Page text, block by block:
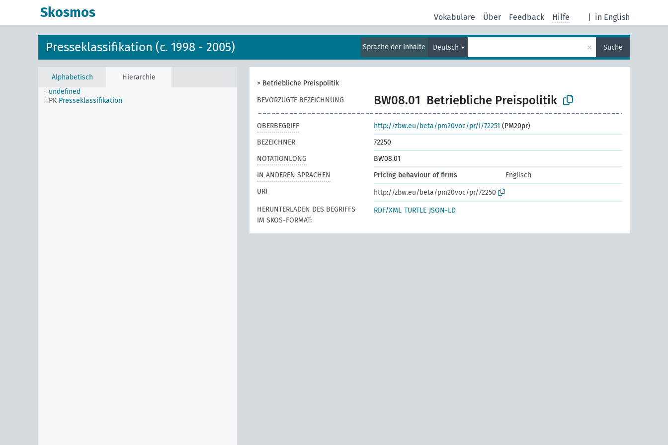
Skosmos in English
Vokabulare Über Feedback Hilfe
Presseklassifikation (c. 1998 - 2005) Sprache der Inhalte Deutsch × Suche
Alphabetisch
Hierarchie
undefined
PK Presseklassifikation
> Betriebliche Preispolitik
BEVORZUGTE BEZEICHNUNG
BW08.01 Betriebliche Preispolitik
OBERBEGRIFF http://zbw.eu/beta/pm20voc/pr/i/72251 (PM20pr)
BEZEICHNER
72250
NOTATIONLONG
BW08.01
IN ANDEREN SPRACHEN
Pricing behaviour of firms
Englisch
URI
http://zbw.eu/beta/pm20voc/pr/72250
HERUNTERLADEN DES BEGRIFFS
IM SKOS-FORMAT:
RDF/XML TURTLE JSON-LD